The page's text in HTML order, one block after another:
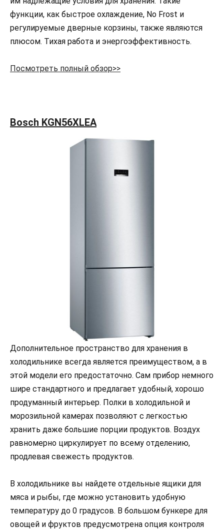
функции, как быстрое охлаждение, No Frost и
регулируемые дверные корзины, также являются
плюсом. Тихая работа и энергоэффективность.
Посмотреть полный обзор>>
Bosch KGN56XLEA
Дополнительное пространство для хранения в
холодильнике всегда является преимуществом, а в
этой модели его предостаточно. Сам прибор немного
шире стандартного и предлагает удобный, хорошо
продуманный интерьер. Полки в холодильной и
морозильной камерах позволяют с легкостью
хранить даже большие порции продуктов. Воздух
равномерно циркулирует по всему отделению,
продлевая свежесть продуктов.
В холодильнике вы найдете отдельные ящики для
мяса и рыбы, где можно установить удобную
температуру до 0 градусов. В большом бункере для
овощей и фруктов предусмотрена опция контроля